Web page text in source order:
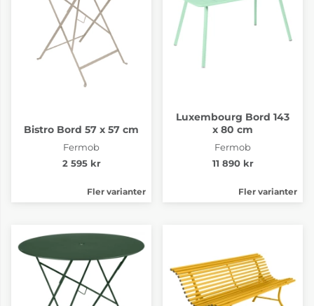
Bistro Bord 57 x 57 cm
Fermob
2 595 kr
Fler varianter
Luxembourg Bord 143
x 80 cm
Fermob
11 890 kr
Fler varianter